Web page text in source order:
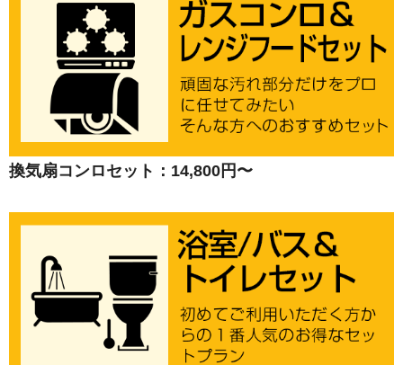
換気扇コンロセット：14,800円〜